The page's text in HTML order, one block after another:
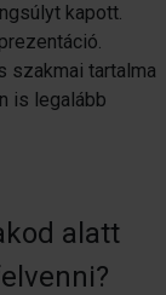
kapott.
szakmai tartalma
is legalább
alatt